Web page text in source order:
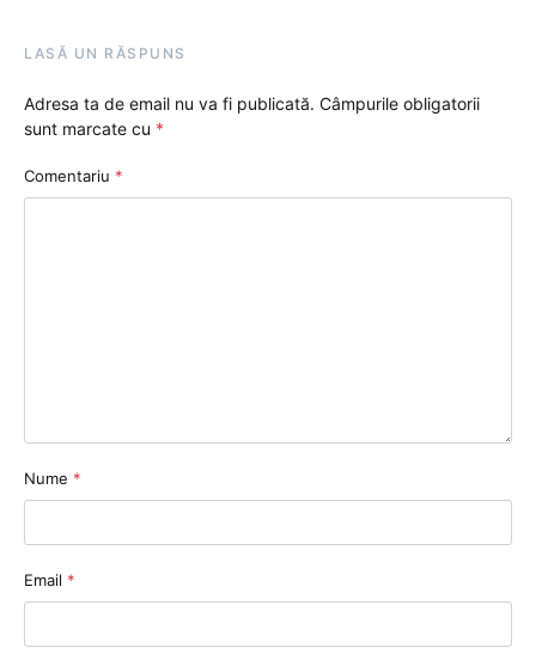
LASĂ UN RĂSPUNS
Adresa ta de email nu va fi publicată. Câmpurile obligatorii
sunt marcate cu *
Comentariu *
Nume *
Email *